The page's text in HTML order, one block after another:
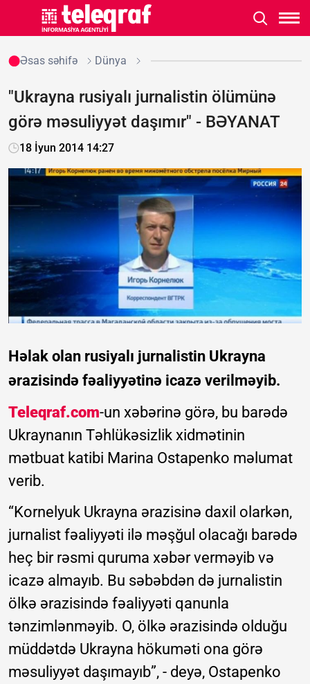
Əsas səhifə Dünya
"Ukrayna rusiyalı jurnalistin ölümünə
görə məsuliyyət daşımır" - BƏYANAT
18 İyun 2014 14:27
Həlak olan rusiyalı jurnalistin Ukrayna
ərazisində fəaliyyətinə icazə verilməyib.
Teleqraf.com-un xəbərinə görə, bu barədə
Ukraynanın Təhlükəsizlik xidmətinin
mətbuat katibi Marina Ostapenko məlumat
verib.
“Kornelyuk Ukrayna ərazisinə daxil olarkən,
jurnalist fəaliyyəti ilə məşğul olacağı barədə
heç bir rəsmi quruma xəbər verməyib və
icazə almayıb. Bu səbəbdən də jurnalistin
ölkə ərazisində fəaliyyəti qanunla
tənzimlənməyib. O, ölkə ərazisində olduğu
müddətdə Ukrayna hökuməti ona görə
məsuliyyət daşımayıb”, - deyə, Ostapenko